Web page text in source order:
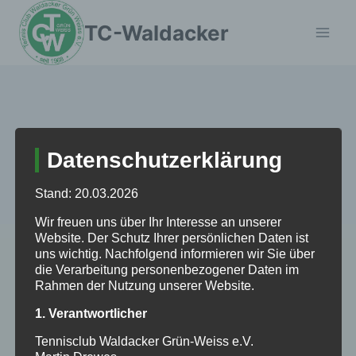
Zum
Inhalt
springen
TC-Waldacker
2016 Ladies Night
Das Gesuchte konnte leider nicht gefunden
werden. Vielleicht hilft die Suchfunktion.
Suchen
nach:
Datenschutzerklärung
Stand: 20.03.2026
Wir freuen uns über Ihr Interesse an unserer
Website. Der Schutz Ihrer persönlichen Daten ist
uns wichtig. Nachfolgend informieren wir Sie über
die Verarbeitung personenbezogener Daten im
Rahmen der Nutzung unserer Website.
1. Verantwortlicher
Tennisclub Waldacker Grün-Weiss e.V.